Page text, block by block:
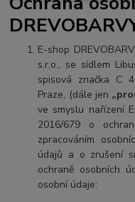
E-shop
s.r.o., se sídlem
spisová značka C
Praze, (dále jen
ve smyslu nařízení
2016/679 o
zpracováním
údajů a o zrušení
ochraně osobních
osobní údaje: